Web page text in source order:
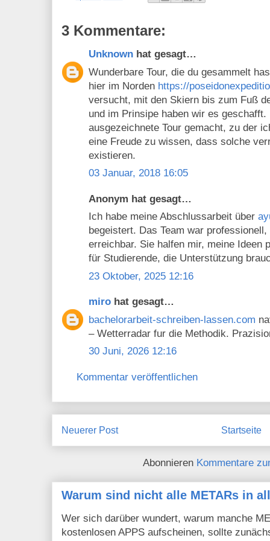
3 Kommentare:
Unknown hat gesagt…
Wunderbare Tour, die du gesammelt
hier im Norden https://
versucht, mit den Skiern bis zum Fuß
und im Prinsipe haben wir es geschafft.
ausgezeichnete Tour gemacht, zu der
eine Freude zu wissen, dass solche
existieren.
03 Januar, 2018 16:05
Anonym hat gesagt…
Ich habe meine Abschlussarbeit über
begeistert. Das Team war
erreichbar. Sie halfen mir, meine Ideen
für Studierende, die Unterstützung
23 Oktober, 2025 12:16
miro hat gesagt…
bachelorarbeit-schreiben-lassen.com
– Wetterradar fur die Methodik.
30 Juni, 2026 12:16
Kommentar veröffentlichen
Neuerer Post Startseite
Abonnieren Kommentare
Warum sind nicht alle METARs in
Wer sich darüber wundert, warum manche
kostenlosen APPS aufscheinen, sollte